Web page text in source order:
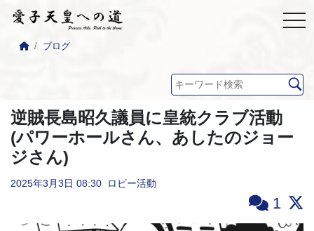
ブログ
逆賊長島昭久議員に皇統クラブ活動
(パワーホールさん、あしたのジョー
ジさん)
2025年3月3日 08:30 ロビー活動
1